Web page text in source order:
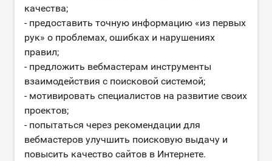
качества;
- предоставить точную информацию «из первых
рук» о проблемах, ошибках и нарушениях
правил;
- предложить вебмастерам инструменты
взаимодействия с поисковой системой;
- мотивировать специалистов на развитие своих
проектов;
- попытаться через рекомендации для
вебмастеров улучшить поисковую выдачу и
повысить качество сайтов в Интернете.